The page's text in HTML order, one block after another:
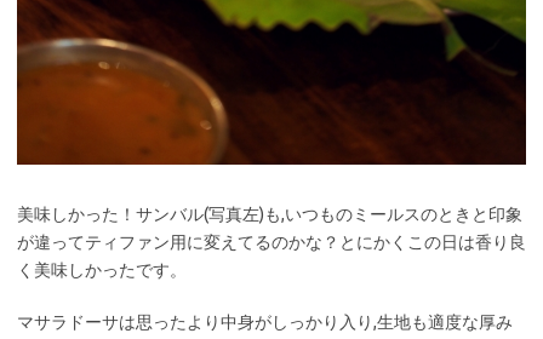
美味しかった！サンバル(写真左)も,いつものミールスのときと印象
が違ってティファン用に変えてるのかな？とにかくこの日は香り良
く美味しかったです。
マサラドーサは思ったより中身がしっかり入り,生地も適度な厚み